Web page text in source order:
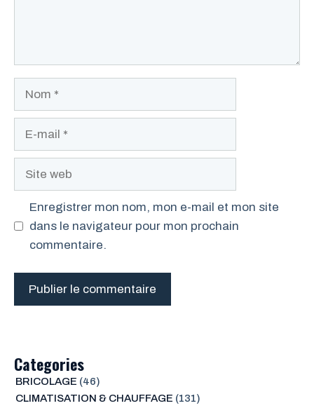
Site
Enregistrer mon nom, mon e-mail et mon site
dans le navigateur pour mon prochain
commentaire.
Categories
BRICOLAGE (46)
CLIMATISATION & CHAUFFAGE (131)